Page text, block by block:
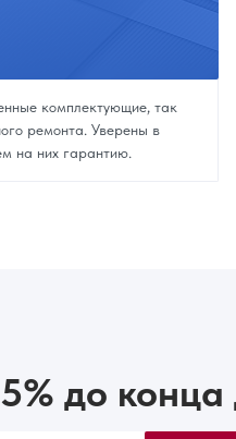
комплектующие, так
ремонта. Уверены в
на них гарантию.
до конца